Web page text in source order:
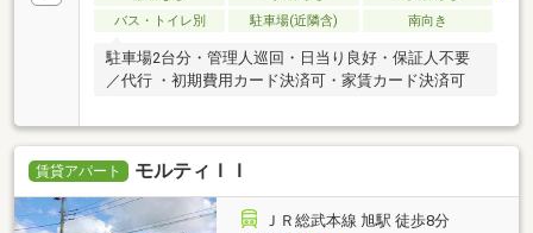
バス・トイレ別
駐車場(近隣含) 南向き
駐車場2台分・管理人巡回・日当り良好・保証人不要
／代行 ・初期費用カード決済可・家賃カード決済可
賃貸アパート モルティＩＩ
ＪＲ総武本線 旭駅 徒歩8分